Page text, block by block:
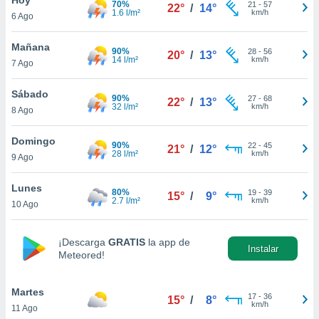
en
más
nuestra
de
aceptar
de
6 Ago
70%
1.6 l/m²
22° / 14° 21 - 57
km/h
Mañana
7 Ago
90%
14 l/m²
20° / 13° 28- 56
km/h
Sábado
8 Ago
90%
32 l/m²
22° / 13° 27- 68
km/h
Domingo
9 Ago
90%
28 l/m²
21° / 12° 22- 45
km/h
Lunes
10 Ago
80%
2.7 l/m²
15° / 9° 19- 39
km/h
¡Descarga GRATIS la app de
Meteored!
Instalar
Martes
11 Ago
15° / 8° 17- 36
km/h